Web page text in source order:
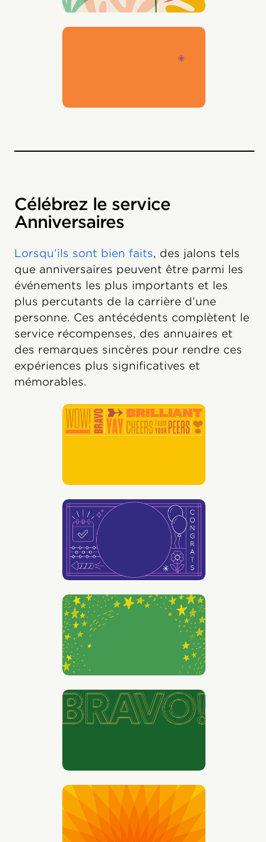
Célébrez le service
Anniversaires
Lorsqu’ils sont bien faits, des jalons tels
que anniversaires peuvent être parmi les
événements les plus importants et les
plus percutants de la carrière d’une
personne. Ces antécédents complètent le
service récompenses, des annuaires et
des remarques sincères pour rendre ces
expériences plus significatives et
mémorables.